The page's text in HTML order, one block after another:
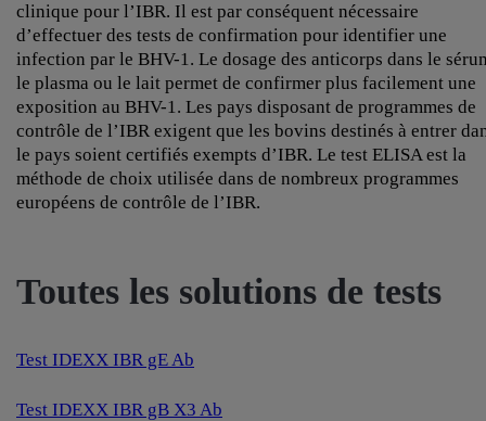
clinique pour l’IBR. Il est par conséquent nécessaire
d’effectuer des tests de confirmation pour identifier une
infection par le BHV-1. Le dosage des anticorps dans le
le plasma ou le lait permet de confirmer plus facilement une
exposition au BHV-1. Les pays disposant de programmes de
contrôle de l’IBR exigent que les bovins destinés à entrer
le pays soient certifiés exempts d’IBR. Le test ELISA est la
méthode de choix utilisée dans de nombreux programmes
européens de contrôle de l’IBR.
Toutes les solutions de tests
Test IDEXX IBR gE Ab
Test IDEXX IBR gB X3 Ab